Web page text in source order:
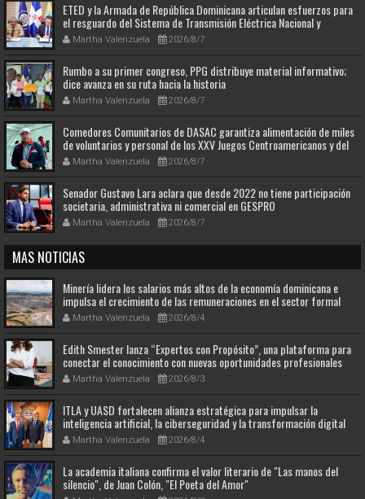
ETED y la Armada de República Dominicana articulan esfuerzos para
el resguardo del Sistema de Transmisión Eléctrica Nacional y
fortalecimiento de capacidades.
Martha Valenzuela 2026/8/7
Rumbo a su primer congreso, PPG distribuye material informativo;
dice avanza en su ruta hacia la historia
Martha Valenzuela 2026/8/7
Comedores Comunitarios de DASAC garantiza alimentación de miles
de voluntarios y personal de los XXV Juegos Centroamericanos y del
Caribe Santo Domingo 2026
Martha Valenzuela 2026/8/7
Senador Gustavo Lara aclara que desde 2022 no tiene participación
societaria, administrativa ni comercial en GESPRO
Martha Valenzuela 2026/8/7
MAS NOTICIAS
Minería lidera los salarios más altos de la economía dominicana e
impulsa el crecimiento de las remuneraciones en el sector formal
Martha Valenzuela 2026/8/4
Edith Smester lanza “Expertos con Propósito”, una plataforma para
conectar el conocimiento con nuevas oportunidades profesionales
Martha Valenzuela 2026/8/3
ITLA y UASD fortalecen alianza estratégica para impulsar la
inteligencia artificial, la ciberseguridad y la transformación digital
Martha Valenzuela 2026/8/4
La academia italiana confirma el valor literario de "Las manos del
silencio", de Juan Colón, "El Poeta del Amor"